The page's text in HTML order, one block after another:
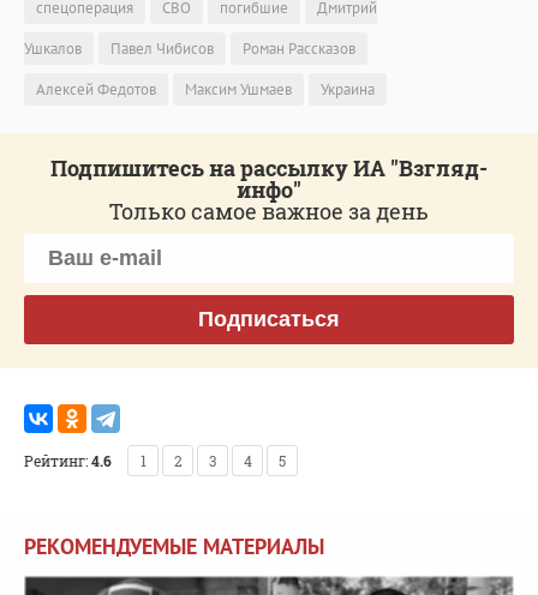
спецоперация СВО погибшие
Дмитрий
Ушкалов
Павел Чибисов
Роман Рассказов
Алексей Федотов
Максим Ушмаев Украина
Подпишитесь на рассылку ИА "Взгляд-
инфо"
Только самое важное за день
Подписаться
Рейтинг:4.6 1 2 3 4 5
РЕКОМЕНДУЕМЫЕ МАТЕРИАЛЫ